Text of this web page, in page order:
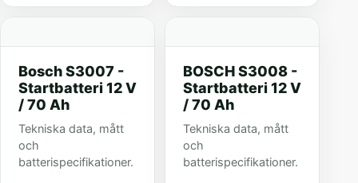
Bosch S3007 -
Startbatteri 12 V
/ 70 Ah
Tekniska data, mått
och
batterispecifikationer.
BOSCH S3008 -
Startbatteri 12 V
/ 70 Ah
Tekniska data, mått
och
batterispecifikationer.